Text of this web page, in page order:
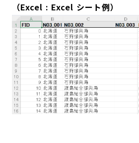
（Excel : Excel シート例）